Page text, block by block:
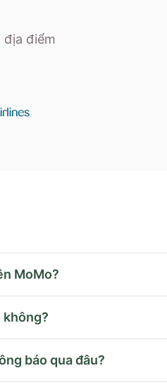
địa điểm
MoMo?
không?
báo qua đâu?